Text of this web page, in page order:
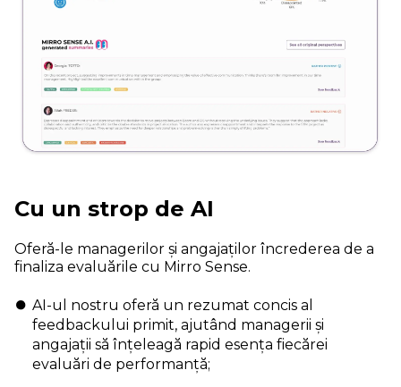
Cu un strop de AI
Oferă-le managerilor și angajaților încrederea de a
finaliza evaluările cu Mirro Sense.
AI-ul nostru oferă un rezumat concis al
feedbackului primit, ajutând managerii și
angajații să înțeleagă rapid esența fiecărei
evaluări de performanță;